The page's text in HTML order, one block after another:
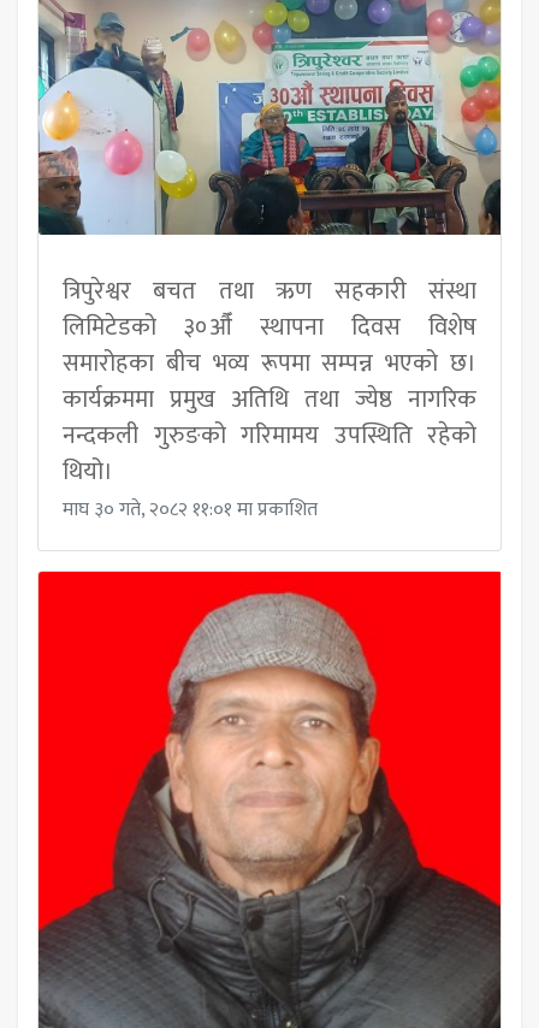
त्रिपुरेश्वर बचत तथा ऋण सहकारी संस्था
लिमिटेडको ३०औँ स्थापना दिवस विशेष
समारोहका बीच भव्य रूपमा सम्पन्न भएको छ।
कार्यक्रममा प्रमुख अतिथि तथा ज्येष्ठ नागरिक
नन्दकली गुरुङको गरिमामय उपस्थिति रहेको
थियो।
माघ ३० गते, २०८२ ११:०१ मा प्रकाशित